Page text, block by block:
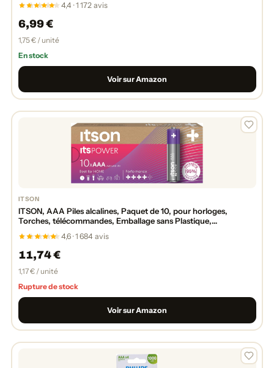
4,4 · 1 172 avis
6,99 €
1,75 € / unité
En stock
Voir sur Amazon
ITSON
ITSON, AAA Piles alcalines, Paquet de 10, pour horloges,
Torches, télécommandes, Emballage sans Plastique,
4,6 · 1 684 avis
11,74 €
1,17 € / unité
Rupture de stock
Voir sur Amazon